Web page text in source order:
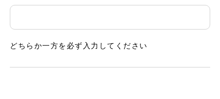
どちらか一方を必ず入力してください